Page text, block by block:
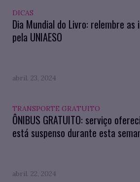
DICAS
Dia Mundial do Livro: relembre
pela UNIAESO
abril. 23, 2024
TRANSPORTE GRATUITO
ÔNIBUS GRATUITO: serviço
está suspenso durante esta
abril. 22, 2024